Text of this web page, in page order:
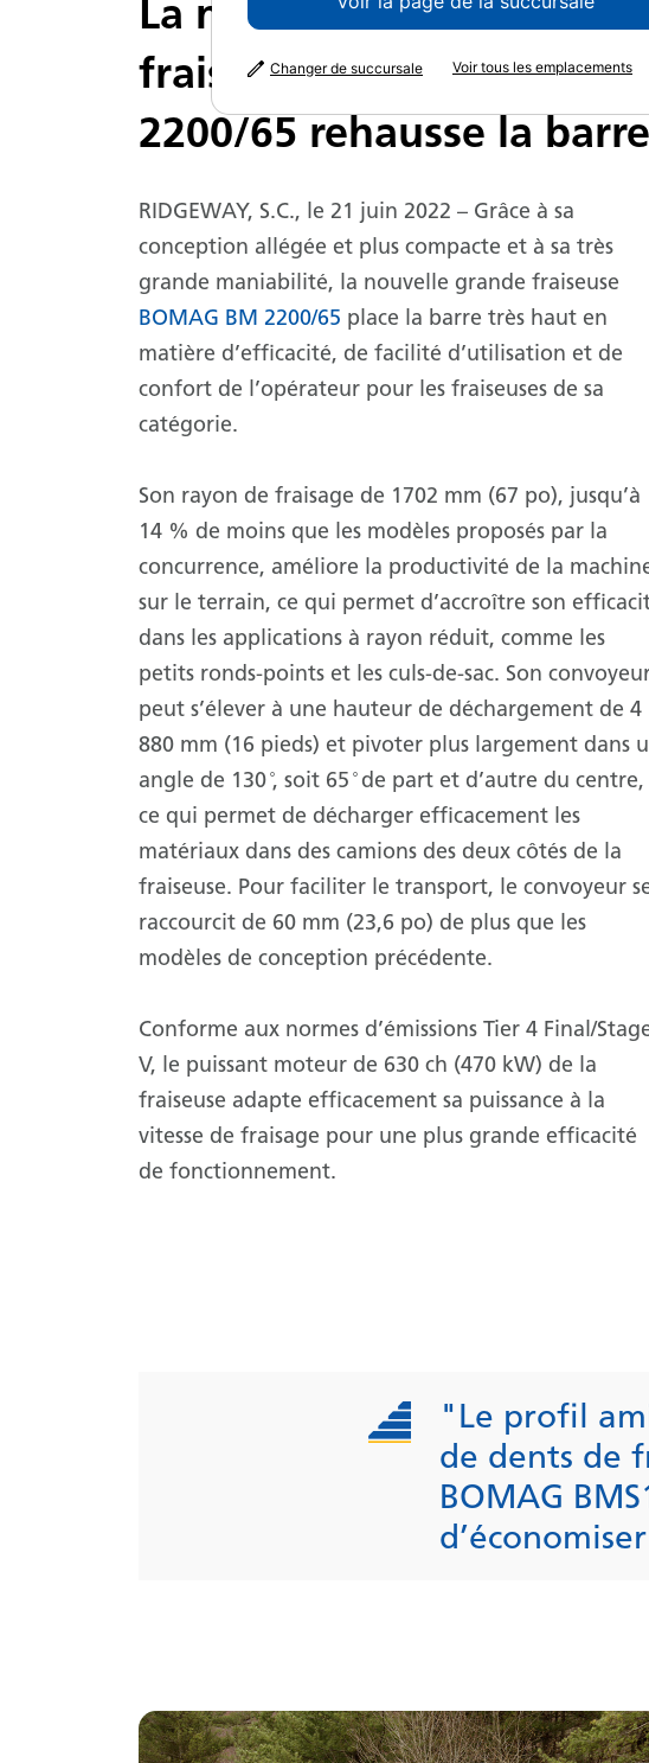
La nouvelle grande
fraiseuse BOMAG BM
2200/65 rehausse la barre
RIDGEWAY, S.C., le 21 juin 2022 – Grâce à sa
conception allégée et plus compacte et à sa très
grande maniabilité, la nouvelle grande fraiseuse
BOMAG BM 2200/65 place la barre très haut en
matière d’efficacité, de facilité d’utilisation et de
confort de l’opérateur pour les fraiseuses de sa
catégorie.
Son rayon de fraisage de 1702 mm (67 po), jusqu’à
14 % de moins que les modèles proposés par la
concurrence, améliore la productivité de la
sur le terrain, ce qui permet d’accroître son
dans les applications à rayon réduit, comme les
petits ronds-points et les culs-de-sac. Son
peut s’élever à une hauteur de déchargement de 4
880 mm (16 pieds) et pivoter plus largement dans
angle de 130 ̊, soit 65 ̊ de part et d’autre du centre,
ce qui permet de décharger efficacement les
matériaux dans des camions des deux côtés de la
fraiseuse. Pour faciliter le transport, le convoyeur
raccourcit de 60 mm (23,6 po) de plus que les
modèles de conception précédente.
Conforme aux normes d’émissions Tier 4 Final/
V, le puissant moteur de 630 ch (470 kW) de la
fraiseuse adapte efficacement sa puissance à la
vitesse de fraisage pour une plus grande efficacité
de fonctionnement.
"Le profil
de dents de
BOMAG
Changer de succursale Voir tous les emplacements